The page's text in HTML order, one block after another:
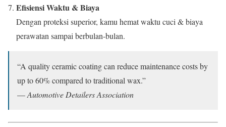
Efisiensi Waktu & Biaya
Dengan proteksi superior, kamu hemat waktu cuci & biaya
perawatan sampai berbulan-bulan.
“A quality ceramic coating can reduce maintenance costs by
up to 60% compared to traditional wax.”
—Automotive Detailers Association